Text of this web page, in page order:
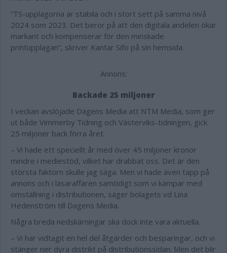
”TS-upplagorna är stabila och i stort sett på samma nivå
2024 som 2023. Det beror på att den digitala andelen ökar
markant och kompenserar för den minskade
printupplagan”, skriver Kantar Sifo på sin hemsida.
Annons:
Backade 25 miljoner
I veckan avslöjade Dagens Media att NTM Media, som ger
ut både Vimmerby Tidning och Västerviks-tidningen, gick
25 miljoner back förra året.
– Vi hade ett speciellt år med över 45 miljoner kronor
mindre i mediestöd, vilket har drabbat oss. Det är den
största faktorn skulle jag säga. Men vi hade även tapp på
annons och i läsaraffären samtidigt som vi kämpar med
omställning i distributionen, säger bolagets vd Lina
Hedenström till Dagens Media.
Några breda nedskärningar ska dock inte vara aktuella.
– Vi har vidtagit en hel del åtgärder och besparingar, och vi
stänger ner dyra distrikt på distributionssidan. Men det blir